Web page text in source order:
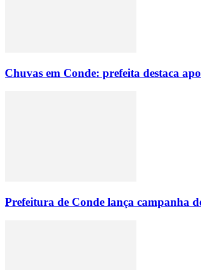
Chuvas em Conde: prefeita destaca
Prefeitura de Conde lança campanha